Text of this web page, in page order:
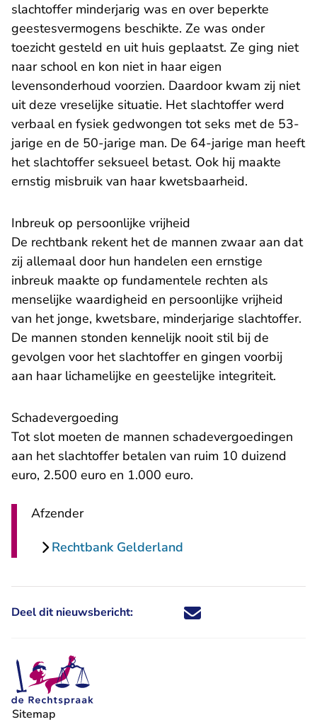
slachtoffer minderjarig was en over beperkte
geestesvermogens beschikte. Ze was onder
toezicht gesteld en uit huis geplaatst. Ze ging niet
naar school en kon niet in haar eigen
levensonderhoud voorzien. Daardoor kwam zij niet
uit deze vreselijke situatie. Het slachtoffer werd
verbaal en fysiek gedwongen tot seks met de 53-
jarige en de 50-jarige man. De 64-jarige man heeft
het slachtoffer seksueel betast. Ook hij maakte
ernstig misbruik van haar kwetsbaarheid.
Inbreuk op persoonlijke vrijheid
De rechtbank rekent het de mannen zwaar aan dat
zij allemaal door hun handelen een ernstige
inbreuk maakte op fundamentele rechten als
menselijke waardigheid en persoonlijke vrijheid
van het jonge, kwetsbare, minderjarige slachtoffer.
De mannen stonden kennelijk nooit stil bij de
gevolgen voor het slachtoffer en gingen voorbij
aan haar lichamelijke en geestelijke integriteit.
Schadevergoeding
Tot slot moeten de mannen schadevergoedingen
aan het slachtoffer betalen van ruim 10 duizend
euro, 2.500 euro en 1.000 euro.
Afzender
Rechtbank Gelderland
Deel dit nieuwsbericht: Deel dit nieuwsbericht via X -
Deel dit nieuwsbericht via
Deel dit nieuwsbericht
Deel dit
Sitemap